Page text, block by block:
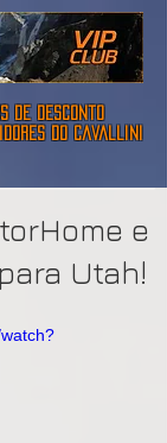
de desconto
do cavallini
e
Utah!